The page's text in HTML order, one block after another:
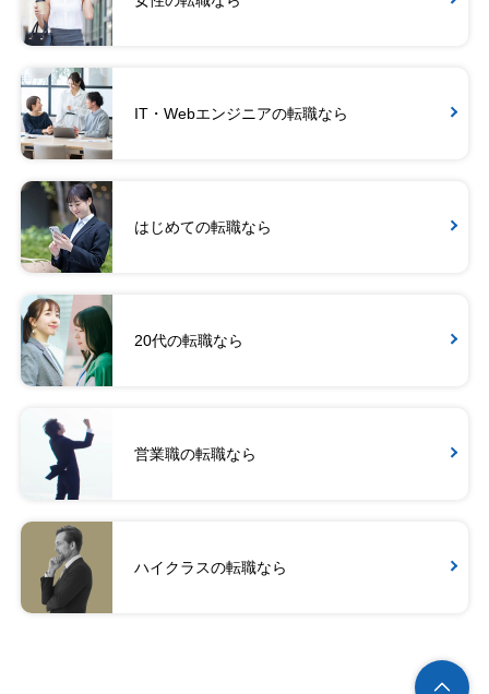
IT・Webエンジニアの転職なら
はじめての転職なら
20代の転職なら
営業職の転職なら
ハイクラスの転職なら